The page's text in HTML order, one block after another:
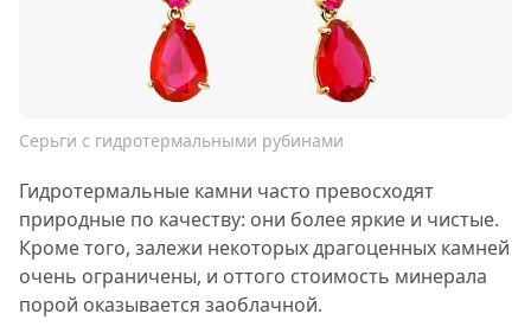
Серьги с гидротермальными рубинами
Гидротермальные камни часто превосходят
природные по качеству: они более яркие и чистые.
Кроме того, залежи некоторых драгоценных камней
очень ограничены, и оттого стоимость минерала
порой оказывается заоблачной.